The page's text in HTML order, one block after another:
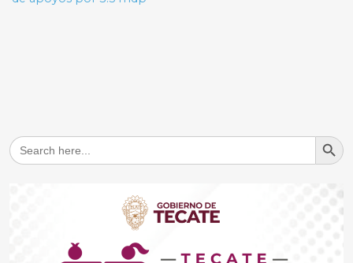
Search
for:
Search